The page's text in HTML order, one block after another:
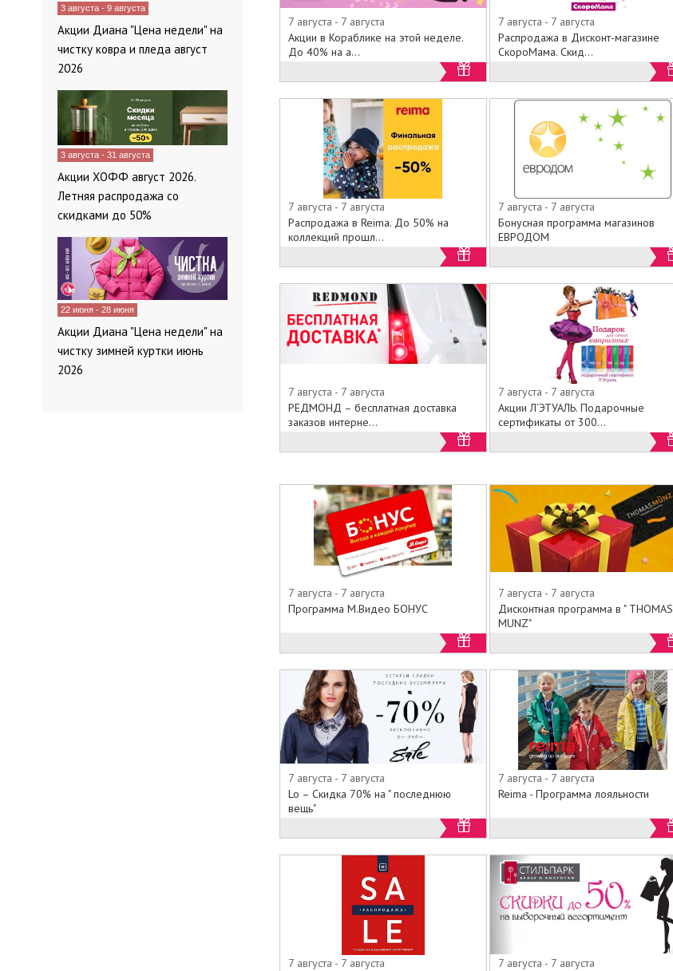
7 августа - 7 августа
Акции в Кораблике на этой неделе.
До 40% на а...
7 августа - 7 августа
Распродажа в Дисконт-магазине
СкороМама. Скид...
7 августа - 7 августа
Распродажа в Reima. До 50% на
коллекций прошл...
7 августа - 7 августа
Бонусная программа магазинов
ЕВРОДОМ
7 августа - 7 августа
РЕДМОНД – бесплатная доставка
заказов интерне...
7 августа - 7 августа
Акции Л’ЭТУАЛЬ. Подарочные
сертификаты от 300...
7 августа - 7 августа
Программа М.Видео БОНУС
7 августа - 7 августа
Дисконтная программа в " THOMAS
MUNZ"
7 августа - 7 августа
Lo – Скидка 70% на " последнюю
вещь"
7 августа - 7 августа
Reima - Программа лояльности
7 августа - 7 августа
7 августа - 7 августа
3 августа - 9 августа
Акции Диана "Цена недели" на
чистку ковра и пледа август
2026
3 августа - 31 августа
Акции ХОФФ август 2026.
Летняя распродажа со
скидками до 50%
22 июня - 28 июня
Акции Диана "Цена недели" на
чистку зимней куртки июнь
2026